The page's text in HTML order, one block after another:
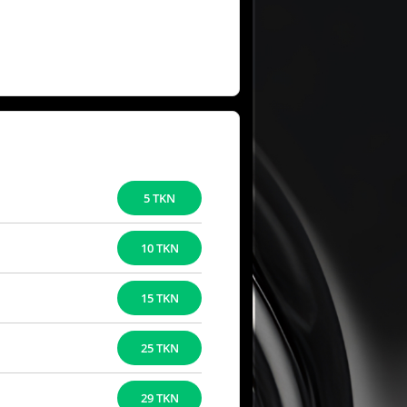
5 TKN
10 TKN
15 TKN
25 TKN
29 TKN